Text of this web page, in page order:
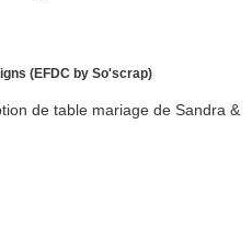
(EFDC by So'scrap)